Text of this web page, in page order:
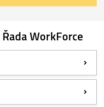
Řada WorkForce